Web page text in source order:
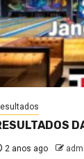
2 anos ago